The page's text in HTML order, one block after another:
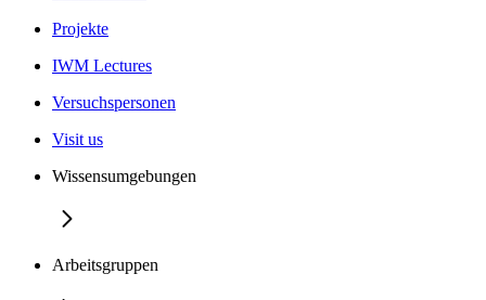
Projekte
IWM Lectures
Versuchspersonen
Visit us
Wissensumgebungen
Arbeitsgruppen